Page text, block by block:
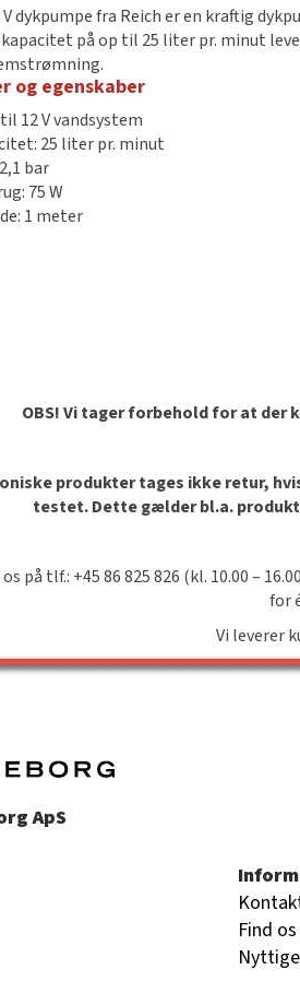
dykpumpe fra Reich er en kraftig
kapacitet på op til 25 liter pr. minut
og egenskaber
12 V vandsystem
25 liter pr. minut
bar
75 W
1 meter
OBS! Vi tager forbehold for at der
produkter tages ikke retur,
testet. Dette gælder bl.a.
på tlf.: +45 86 825 826 (kl. 10.00 –
for
Vi leverer
ApS
Find os